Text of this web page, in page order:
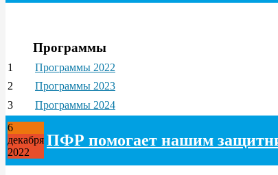
Программы
1
Программы 2022
2
Программы 2023
3
Программы 2024
6
декабря
2022
ПФР помогает нашим